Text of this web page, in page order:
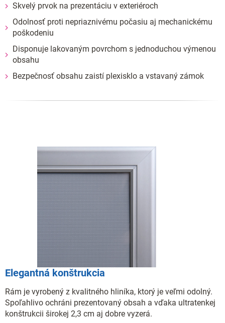
Skvelý prvok na prezentáciu v exteriéroch
Odolnosť proti nepriaznivému počasiu aj mechanickému
poškodeniu
Disponuje lakovaným povrchom s jednoduchou výmenou
obsahu
Bezpečnosť obsahu zaistí plexisklo a vstavaný zámok
Elegantná konštrukcia
Rám je vyrobený z kvalitného hliníka, ktorý je veľmi odolný.
Spoľahlivo ochráni prezentovaný obsah a vďaka ultratenkej
konštrukcii širokej 2,3 cm aj dobre vyzerá.